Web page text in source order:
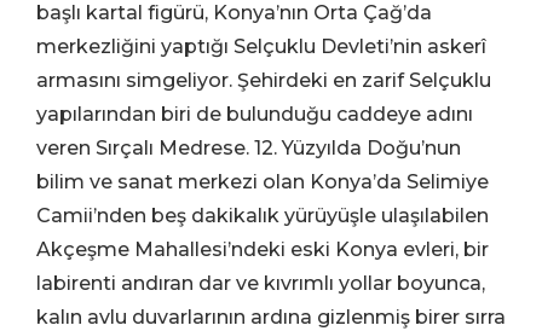
başlı kartal figürü, Konya’nın Orta Çağ’da
merkezliğini yaptığı Selçuklu Devleti’nin askerî
armasını simgeliyor. Şehirdeki en zarif Selçuklu
yapılarından biri de bulunduğu caddeye adını
veren Sırçalı Medrese. 12. Yüzyılda Doğu’nun
bilim ve sanat merkezi olan Konya’da Selimiye
Camii’nden beş dakikalık yürüyüşle ulaşılabilen
Akçeşme Mahallesi’ndeki eski Konya evleri, bir
labirenti andıran dar ve kıvrımlı yollar boyunca,
kalın avlu duvarlarının ardına gizlenmiş birer sırra